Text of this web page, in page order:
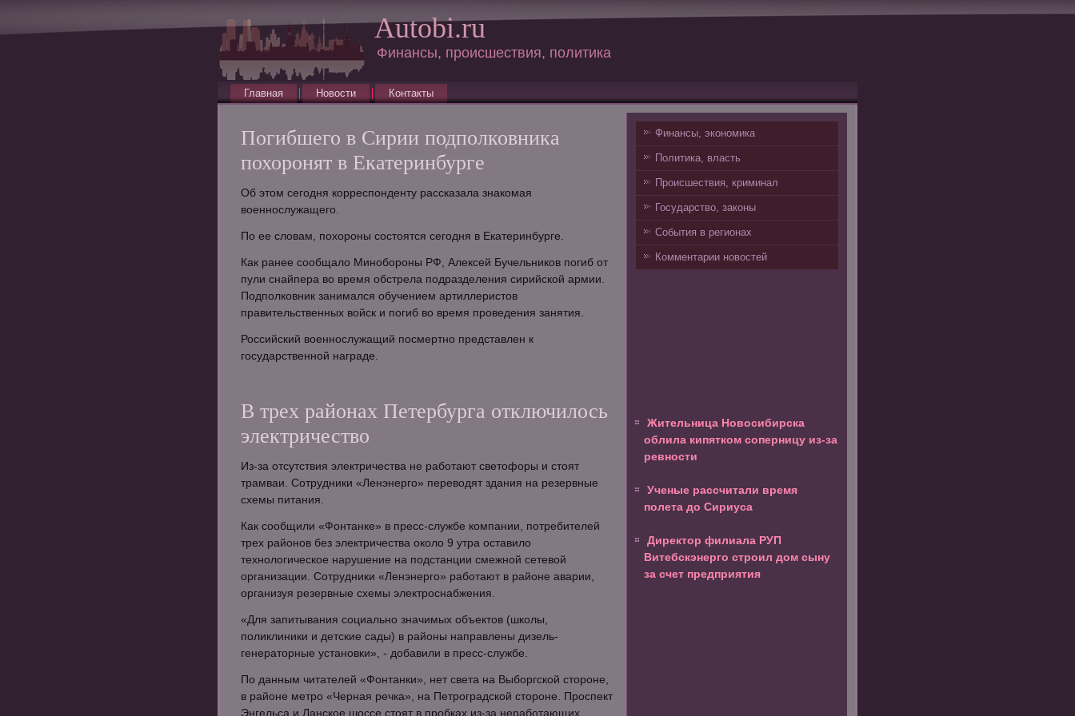
Autobi.ru
Финансы, происшествия, политика
Главная Новости Контакты
Погибшего в Сирии подполковника
похоронят в Екатеринбурге
Об этом сегодня корреспонденту рассказала знакомая
военнослужащего.
По ее словам, похороны состоятся сегодня в Екатеринбурге.
Как ранее сообщало Минобороны РФ, Алексей Бучельников погиб от
пули снайпера во время обстрела подразделения сирийской армии.
Подполковник занимался обучением артиллеристов
правительственных войск и погиб во время проведения занятия.
Российский военнослужащий посмертно представлен к
государственной награде.
В трех районах Петербурга отключилось
электричество
Из-за отсутствия электричества не работают светофоры и стоят
трамваи. Сотрудники «Ленэнерго» переводят здания на резервные
схемы питания.
Как сообщили «Фонтанке» в пресс-службе компании, потребителей
трех районов без электричества около 9 утра оставило
технологическое нарушение на подстанции смежной сетевой
организации. Сотрудники «Ленэнерго» работают в районе аварии,
организуя резервные схемы электроснабжения.
«Для запитывания социально значимых объектов (школы,
поликлиники и детские сады) в районы направлены дизель-
генераторные установки», - добавили в пресс-службе.
По данным читателей «Фонтанки», нет света на Выборгской стороне,
в районе метро «Черная речка», на Петроградской стороне. Проспект
Энгельса и Ланское шоссе стоят в пробках из-за неработающих
Финансы, экономика
Политика, власть
Происшествия, криминал
Государство, законы
События в регионах
Комментарии новостей
Жительница Новосибирска
облила кипятком соперницу из-за
ревности
Ученые рассчитали время
полета до Сириуса
Директор филиала РУП
Витебскэнерго строил дом сыну
за счет предприятия